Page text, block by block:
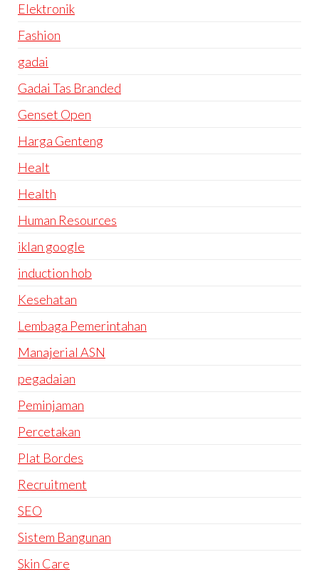
Elektronik
Fashion
gadai
Gadai Tas Branded
Genset Open
Harga Genteng
Healt
Health
Human Resources
iklan google
induction hob
Kesehatan
Lembaga Pemerintahan
Manajerial ASN
pegadaian
Peminjaman
Percetakan
Plat Bordes
Recruitment
SEO
Sistem Bangunan
Skin Care